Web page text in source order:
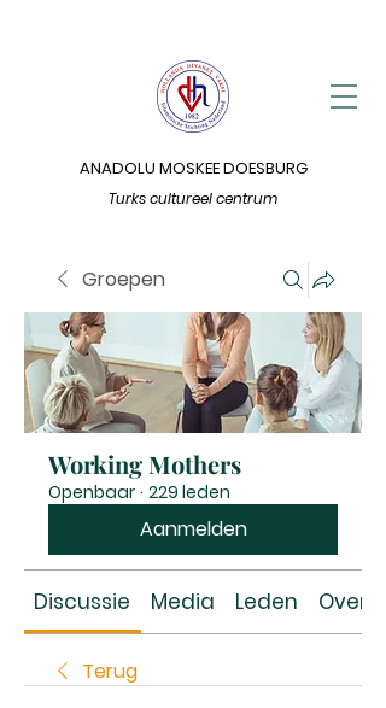
Turks cultureel centrum
ANADOLU MOSKEE DOESBURG
Groepen
Working Mothers
Openbaar · 229 leden
Aanmelden
Discussie Media Leden Over
Terug